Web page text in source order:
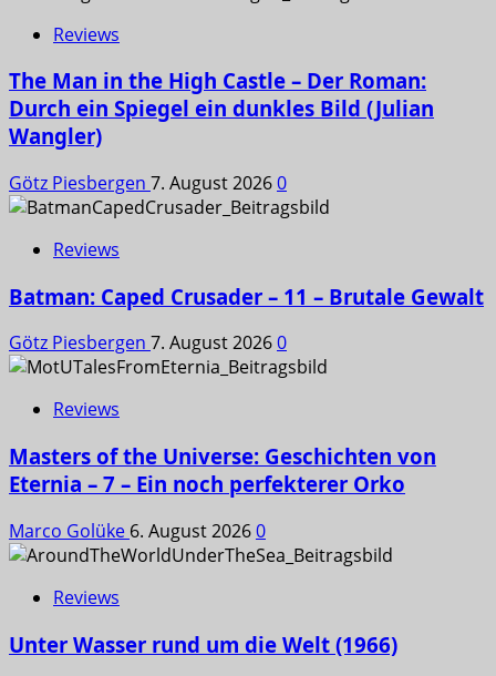
Reviews
The Man in the High Castle – Der Roman:
Durch ein Spiegel ein dunkles Bild (Julian
Wangler)
Götz Piesbergen 7. August 20260
Reviews
Batman: Caped Crusader – 11 – Brutale Gewalt
Götz Piesbergen 7. August 20260
Reviews
Masters of the Universe: Geschichten von
Eternia – 7 – Ein noch perfekterer Orko
Marco Golüke 6. August 20260
Reviews
Unter Wasser rund um die Welt (1966)